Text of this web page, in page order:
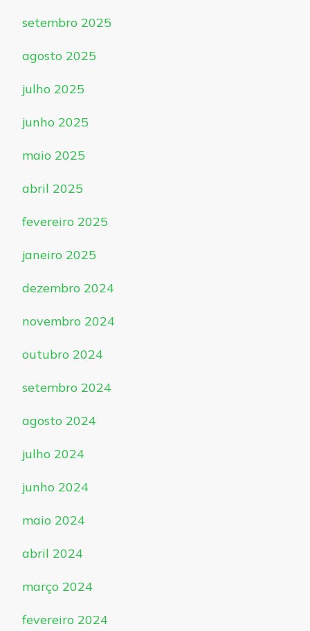
setembro 2025
agosto 2025
julho 2025
junho 2025
maio 2025
abril 2025
fevereiro 2025
janeiro 2025
dezembro 2024
novembro 2024
outubro 2024
setembro 2024
agosto 2024
julho 2024
junho 2024
maio 2024
abril 2024
março 2024
fevereiro 2024